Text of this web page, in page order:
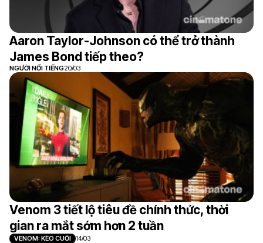
Aaron Taylor-Johnson có thể trở thành
James Bond tiếp theo?
NGƯỜI NỔI TIẾNG20/03
Venom 3 tiết lộ tiêu đề chính thức, thời
gian ra mắt sớm hơn 2 tuần
VENOM: KÈO CUỐI 14/03